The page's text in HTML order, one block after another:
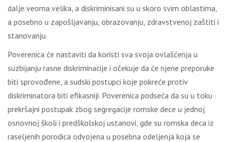
dalje veoma velika, a diskriminisani su u skoro svim oblastima,
a posebno u zapošljavanju, obrazovanju, zdravstvenoj zaštiti i
stanovanju.
Poverenica će nastaviti da koristi sva svoja ovlašćenja u
suzbijanju rasne diskriminacije i očekuje da će njene preporuke
biti sprovođene, a sudski postupci koje pokreće protiv
diskriminatora biti efikasniji. Poverenica podseća da su u toku
prekršajni postupak zbog segregacije romske dece u jednoj
osnovnoj školi i predškolskoj ustanovi, gde su romska deca iz
raseljenih porodica odvojena u posebna odeljenja koja se